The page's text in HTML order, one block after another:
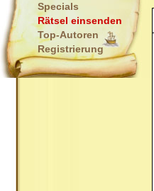
Specials
Rätsel einsenden
Top-Autoren
Registrierung